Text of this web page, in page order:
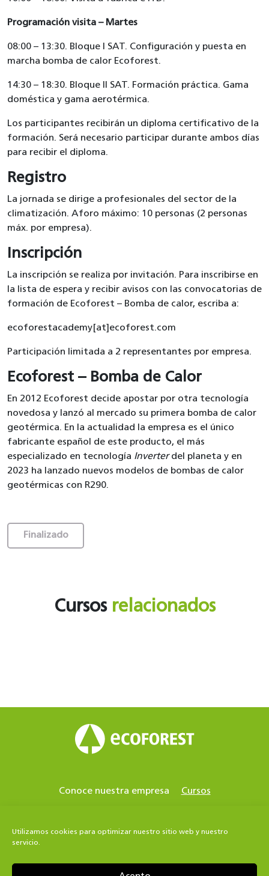
Utilizamos cookies para optimizar nuestro sitio web y nuestro
servicio.
Programación visita – Martes
08:00 – 13:30. Bloque I SAT. Configuración y puesta en
marcha bomba de calor Ecoforest.
14:30 – 18:30. Bloque II SAT. Formación práctica. Gama
doméstica y gama aerotérmica.
Los participantes recibirán un diploma certificativo de la
formación. Será necesario participar durante ambos días
para recibir el diploma.
Registro
La jornada se dirige a profesionales del sector de la
climatización. Aforo máximo: 10 personas (2 personas
máx. por empresa).
Inscripción
La inscripción se realiza por invitación. Para inscribirse en
la lista de espera y recibir avisos con las convocatorias de
formación de Ecoforest – Bomba de calor, escriba a:
ecoforestacademy[at]ecoforest.com
Participación limitada a 2 representantes por empresa.
Ecoforest – Bomba de Calor
En 2012 Ecoforest decide apostar por otra tecnología
novedosa y lanzó al mercado su primera bomba de calor
geotérmica. En la actualidad la empresa es el único
fabricante español de este producto, el más
especializado en tecnología Inverterdel planeta y en
2023 ha lanzado nuevos modelos de bombas de calor
geotérmicas con R290.
Finalizado
Cursos relacionados
Conoce nuestra empresa
Cursos
Bomba de calor geotérmica